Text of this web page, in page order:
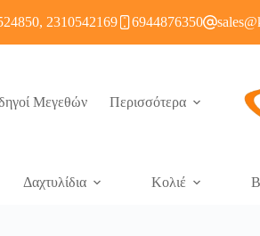
2310542169 6944876350
Μεγεθών Περισσότερα
Δαχτυλίδια Κολιέ